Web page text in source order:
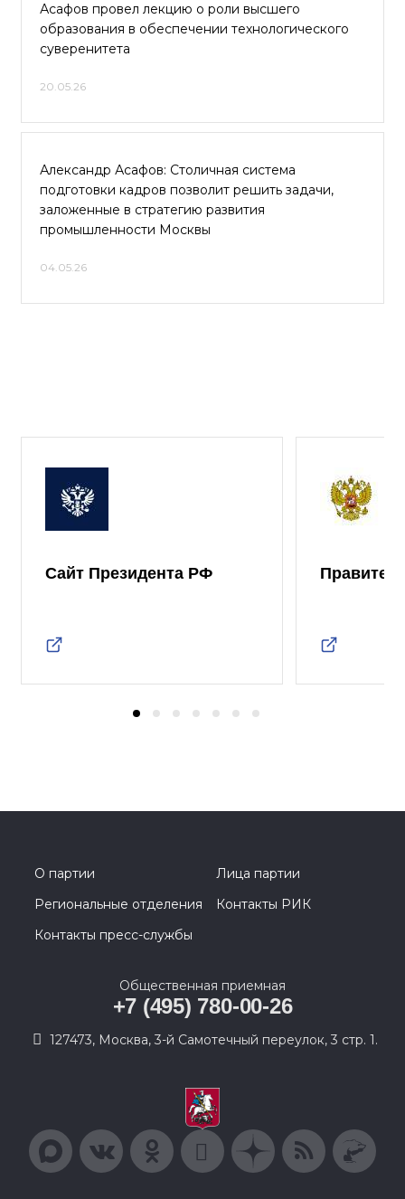
Асафов провел лекцию о роли высшего
образования в обеспечении технологического
суверенитета
20.05.26
Александр Асафов: Столичная система
подготовки кадров позволит решить задачи,
заложенные в стратегию развития
промышленности Москвы
04.05.26
Сайт Президента РФ
О партии
Лица партии
Региональные отделения
Контакты РИК
Контакты пресс-службы
Общественная приемная
+7 (495) 780-00-26
127473, Москва, 3-й Самотечный переулок, 3 стр. 1.